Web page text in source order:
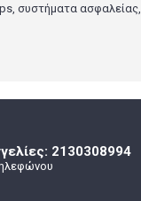
συστήματα
2130308994